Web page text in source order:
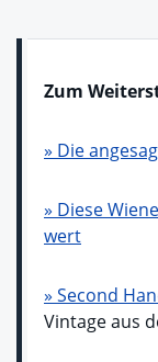
Zum
» Die
» Diese
wert
» Second
Vintage aus